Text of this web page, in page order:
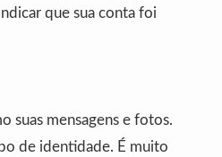
que sua conta foi
suas mensagens e fotos.
de identidade. É muito